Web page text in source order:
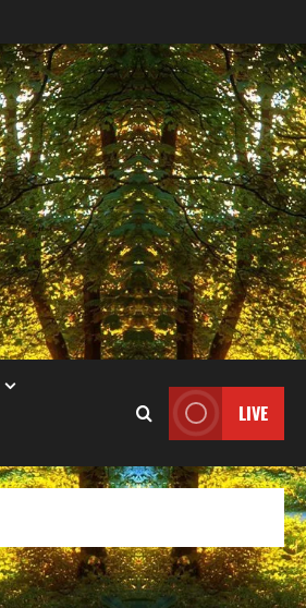
LIVE